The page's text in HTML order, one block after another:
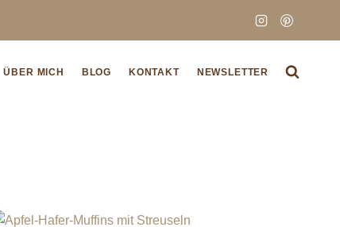
ÜBER MICH BLOG KONTAKT NEWSLETTER